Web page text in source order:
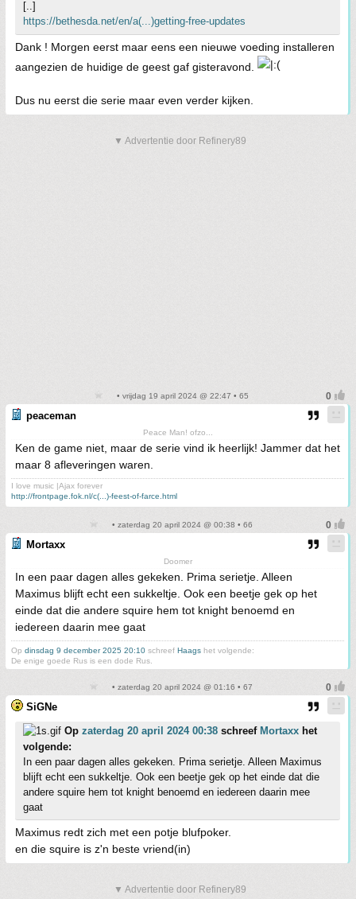
[..]
https://bethesda.net/en/a(...)getting-free-updates
Dank ! Morgen eerst maar eens een nieuwe voeding installeren
aangezien de huidige de geest gaf gisteravond.
Dus nu eerst die serie maar even verder kijken.
▼ Advertentie door Refinery89
• vrijdag 19 april 2024 @ 22:47 • 65
peaceman
Peace Man! ofzo...
Ken de game niet, maar de serie vind ik heerlijk! Jammer dat het
maar 8 afleveringen waren.
I love music |Ajax forever
http://frontpage.fok.nl/c(...)-feest-of-farce.html
• zaterdag 20 april 2024 @ 00:38 • 66
Mortaxx
Doomer
In een paar dagen alles gekeken. Prima serietje. Alleen
Maximus blijft echt een sukkeltje. Ook een beetje gek op het
einde dat die andere squire hem tot knight benoemd en
iedereen daarin mee gaat
Op dinsdag 9 december 2025 20:10 schreef Haags het volgende:
De enige goede Rus is een dode Rus.
• zaterdag 20 april 2024 @ 01:16 • 67
SiGNe
Op zaterdag 20 april 2024 00:38 schreef Mortaxx het
volgende:
In een paar dagen alles gekeken. Prima serietje. Alleen Maximus
blijft echt een sukkeltje. Ook een beetje gek op het einde dat die
andere squire hem tot knight benoemd en iedereen daarin mee
gaat
Maximus redt zich met een potje blufpoker.
en die squire is z'n beste vriend(in)
▼ Advertentie door Refinery89